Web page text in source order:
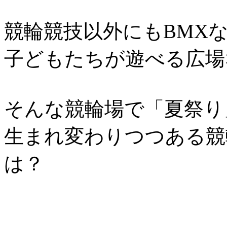
競輪競技以外にもBMX
子どもたちが遊べる広
そんな競輪場で「夏祭
生まれ変わりつつある
は？